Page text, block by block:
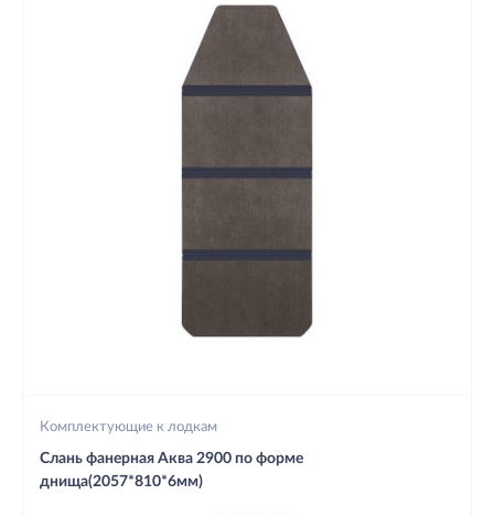
Комплектующие к лодкам
Слань фанерная Аква 2900 по форме
днища(2057*810*6мм)